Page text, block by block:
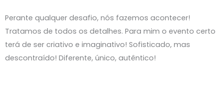
Perante qualquer desafio, nós fazemos acontecer!
Tratamos de todos os detalhes. Para mim o evento certo
terá de ser criativo e imaginativo! Sofisticado, mas
descontraído! Diferente, único, autêntico!